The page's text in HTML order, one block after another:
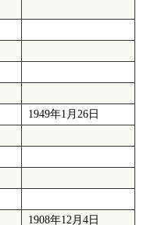
1949年1月26日
1908年12月4日